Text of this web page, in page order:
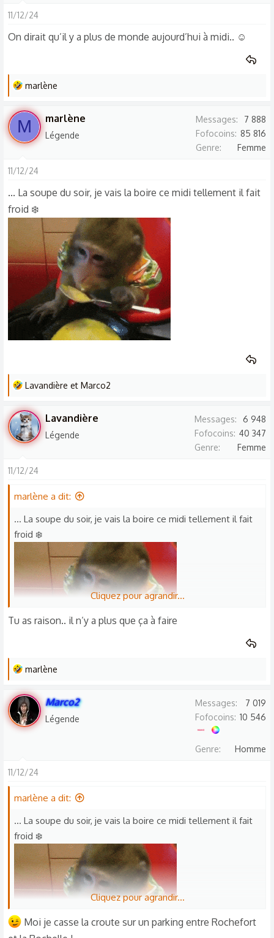
c
i
s
11/12/24
On dirait qu’il y a plus de monde aujourd’hui à midi.. ☺️
L
s
r
é
c
i
o
s
:
marlène
M marlène
Légende
Messages
7 888
Fofocoins 85 816
Genre
Femme
11/12/24
... La soupe du soir, je vais la boire ce midi tellement il fait
froid ❄️
L
s
r
é
c
i
n
s
:
Lavandière et Marco2
Lavandière
Légende
Messages
6 948
Fofocoins 40 347
Genre
Femme
11/12/24
marlène a dit:
... La soupe du soir, je vais la boire ce midi tellement il fait
froid ❄️
Cliquez pour agrandir...
Tu as raison.. il n’y a plus que ça à faire
L
s
r
é
t
o
s
:
marlène
Marco2
Légende
Messages
7 019
Fofocoins 10 546
Genre Homme
11/12/24
marlène a dit:
... La soupe du soir, je vais la boire ce midi tellement il fait
froid ❄️
Cliquez pour agrandir...
Moi je casse la croute sur un parking entre Rochefort